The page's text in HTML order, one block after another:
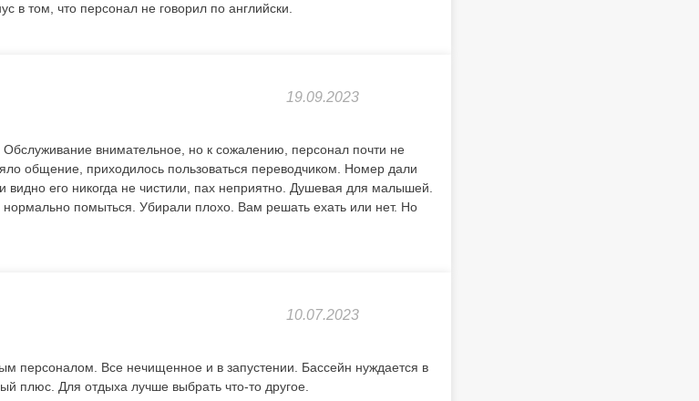
в том, что персонал не говорил по английски.
19.09.2023
внимательное, но к сожалению, персонал почти не
общение, приходилось пользоваться переводчиком. Номер дали
его никогда не чистили, пах неприятно. Душевая для малышей.
помыться. Убирали плохо. Вам решать ехать или нет. Но
10.07.2023
персоналом. Все нечищенное и в запустении. Бассейн нуждается в
плюс. Для отдыха лучше выбрать что-то другое.